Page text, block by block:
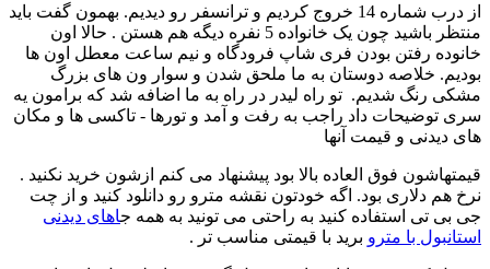
از درب شماره 14 خروج کردیم و ترانسفر رو دیدیم. بهمون گفت باید
منتظر باشید چون یک خانواده 5 نفره دیگه هم هستن . حالا اون
خانوده رفتن بودن فری شاپ فرودگاه و نیم ساعت معطل اون ها
بودیم. خلاصه دوستان به ما ملحق شدن و سوار ون های بزرگ
مشکی رنگ شدیم. تو راه لیدر در راه به ما اضافه شد که برامون یه
سری توضیحات داد راجب به رفت و آمد و تورها - تاکسی ها و مکان
های دیدنی و قیمت آنها
قیمتهاشون فوق العاده بالا بود پیشنهاد می کنم ازشون خرید نکنید .
نرخ هم دلاری بود. اگه خودتون نقشه مترو رو دانلود کنید و از چت
جی بی تی استفاده کنید به راحتی می تونید به همه جاهای دیدنی
استانبول با مترو برید با قیمتی مناسب تر .